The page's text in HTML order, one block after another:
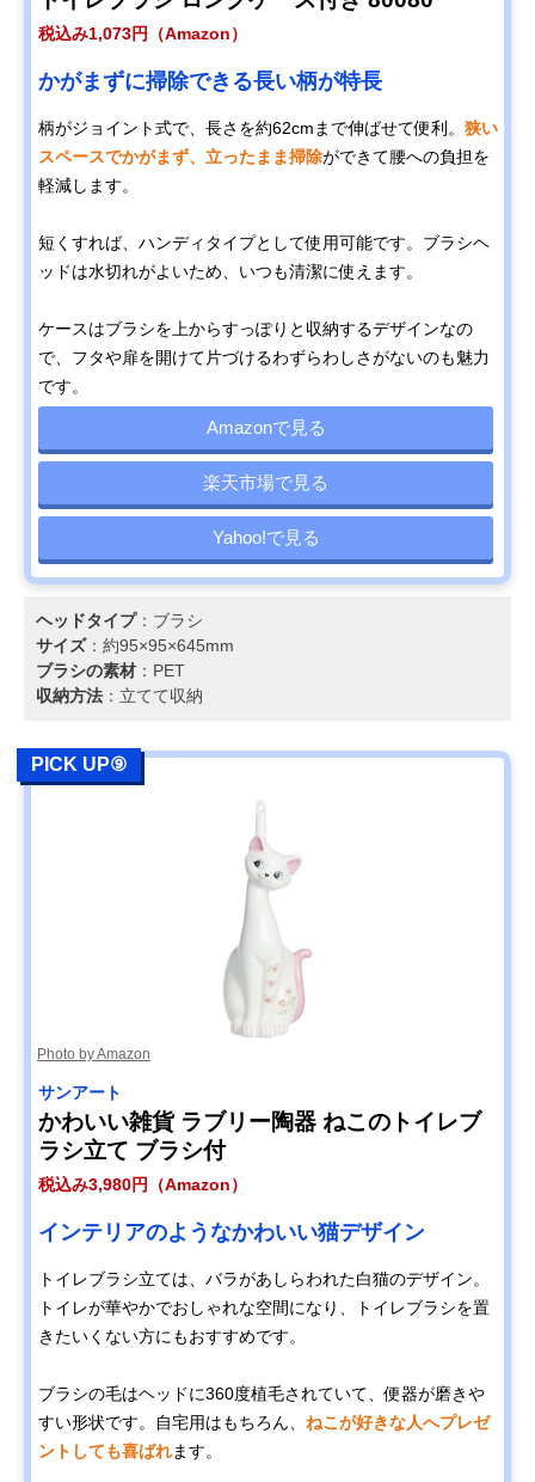
税込み1,073円（Amazon）
かがまずに掃除できる長い柄が特長
柄がジョイント式で、長さを約62cmまで伸ばせて便利。 狭い
スペースでかがまず、立ったまま掃除ができて腰への負担を
軽減します。
短くすれば、ハンディタイプとして使用可能です。ブラシヘ
ッドは水切れがよいため、いつも清潔に使えます。
ケースはブラシを上からすっぽりと収納するデザインなの
で、フタや扉を開けて片づけるわずらわしさがないのも魅力
です。
Amazonで見る
楽天市場で見る
Yahoo!で見る
ヘッドタイプ：ブラシ
サイズ：約95×95×645mm
ブラシの素材 ：PET
収納方法 ：立てて収納
PICK UP⑨
Photo by Amazon
サンアート
かわいい雑貨 ラブリー陶器 ねこのトイレブ
ラシ立て ブラシ付
税込み3,980円（Amazon）
インテリアのようなかわいい猫デザイン
トイレブラシ立ては、バラがあしらわれた白猫のデザイン。
トイレが華やかでおしゃれな空間になり、トイレブラシを置
きたいくない方にもおすすめです。
ブラシの毛はヘッドに360度植毛されていて、便器が磨きや
すい形状です。自宅用はもちろん、 ねこが好きな人へプレゼ
ントしても喜ばれます。